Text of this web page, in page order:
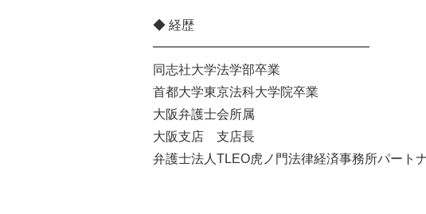
◆ 経歴
━━━━━━━━━━━━━━━━━
同志社大学法学部卒業
首都大学東京法科大学院卒業
大阪弁護士会所属
大阪支店 支店長
弁護士法人TLEO虎ノ門法律経済事務所パート